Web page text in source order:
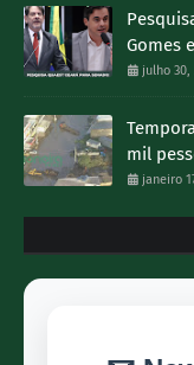
Gomes
julho 30,
mil
janeiro